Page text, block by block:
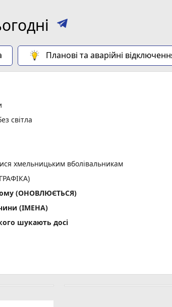
Планові та аварійні
світла
хмельницьким вболівальникам
(ОНОВЛЮЄТЬСЯ)
(ІМЕНА)
шукають досі